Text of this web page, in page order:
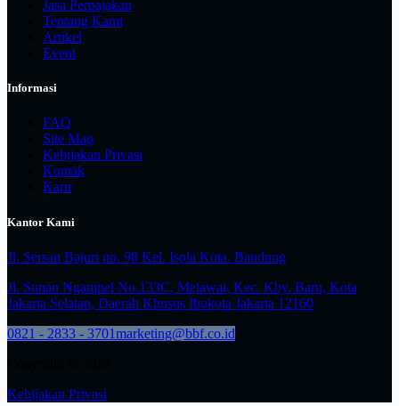
Jasa Perpajakan
Tentang Kami
Artikel
Event
Informasi
FAQ
Site Map
Kebijakan Privasi
Kontak
Karir
Kantor Kami
Jl. Sersan Bajuri no. 98 Kel. Isola Kota. Bandung
Jl. Sunan Ngampel No.133C, Melawai, Kec. Kby. Baru, Kota
Jakarta Selatan, Daerah Khusus Ibukota Jakarta 12160
0821 - 2833 - 3701marketing@bbf.co.id
Kebijakan Privasi